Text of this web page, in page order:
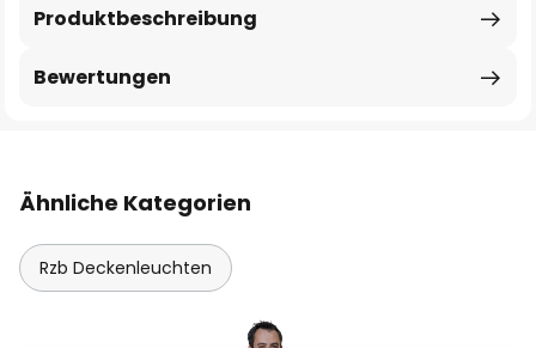
Produktbeschreibung
Bewertungen
Ähnliche Kategorien
Rzb Deckenleuchten